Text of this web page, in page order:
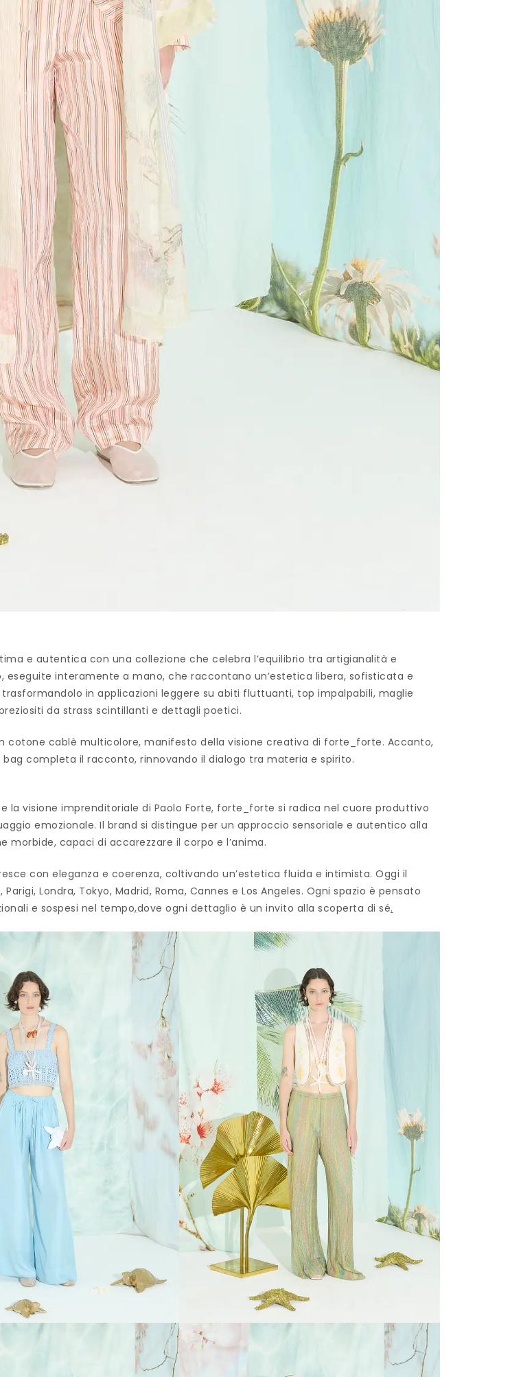
e autentica con una collezione che celebra l’equilibrio tra artigianalità e
eseguite interamente a mano, che raccontano un’estetica libera, sofisticata e
in applicazioni leggere su abiti fluttuanti, top impalpabili, maglie
da strass scintillanti e dettagli poetici.
cotone cablè multicolore, manifesto della visione creativa di forte_forte. Accanto,
completa il racconto, rinnovando il dialogo tra materia e spirito.
la visione imprenditoriale di Paolo Forte, forte_forte si radica nel cuore produttivo
emozionale. Il brand si distingue per un approccio sensoriale e autentico alla
capaci di accarezzare il corpo e l’anima.
con eleganza e coerenza, coltivando un’estetica fluida e intimista. Oggi il
Londra, Tokyo, Madrid, Roma, Cannes e Los Angeles. Ogni spazio è pensato
e sospesi nel tempo,dove ogni dettaglio è un invito alla scoperta di sé.